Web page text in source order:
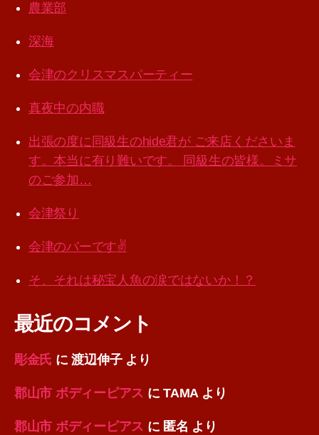
農業部
深海
会津のクリスマスパーティー
真夜中の内職
出張の度に同級生のhide君が ご来店くださいま
す。本当に有り難いです。 同級生の皆様。ミサ
のご参加…
会津祭り
会津のバーです✌️
そ、それは秘宝人魚の涙ではないか！？
最近のコメント
彫金氏 に渡辺伸子より
郡山市 ボディーピアス にTAMAより
郡山市 ボディーピアス に 匿名 より